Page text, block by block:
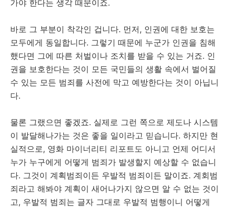
가야 한다는 생각 때문이죠.
바로 그 부분이 착각인 겁니다. 먼저, 인권에 대한 보호는
모두에게 동일합니다. 그렇기 때문에 누군가 인권을 침해
했다면 그에 따른 처벌이나 조치를 받을 수 있는 거죠. 인
권을 보호한다는 것이 모든 국민들의 생활 속에서 벌어질
수 있는 모든 범죄를 사전에 막고 예방한다는 것이 아닙니
다.
물론 그랬으면 좋겠죠. 실제로 그런 쪽으로 제도나 시스템
이 발달해나가는 것은 좋을 일이라고 믿습니다. 하지만 현
실적으로, 영화 마이너리티 리포트도 아니고 언제 어디서
누가 누구에게 어떻게 범죄가 발생할지 예상할 수 없습니
다. 그것이 계획범죄이든 우발적 범죄이든 말이죠. 계회범
죄라고 해봐야 계획이 새어나가지 않으면 알 수 없는 것이
고, 우발적 범죄는 글자 그대로 우발적 범행이니 어떻게